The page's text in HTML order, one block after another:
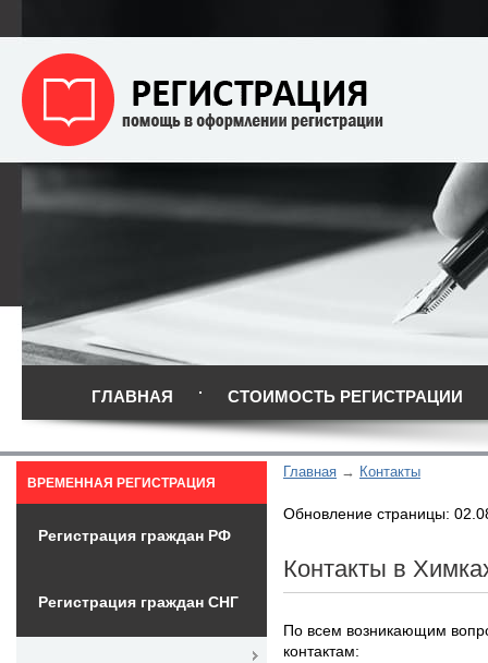
ГЛАВНАЯ СТОИМОСТЬ РЕГИСТРАЦИИ
Главная Контакты
Обновление страницы:
Контакты в
По всем возникающим
контактам:
ВРЕМЕННАЯ РЕГИСТРАЦИЯ
Регистрация граждан РФ
Регистрация граждан СНГ